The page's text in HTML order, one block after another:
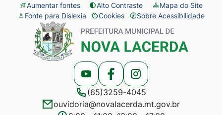
Seção
de
atalhos
acessibilidade
Ir
para
conteúdo
Aumentar fontes Alto Contraste
Mapa do Site
Fonte para Dislexia
Cookies
Abrir
preferências
de
cookies
Sobre Acessibilidade
Seção
menu
Acessar
a
Rede
Acessar
a
Rede
Acessar
a
Rede
(65)3259-4045
ouvidoria@novalacerda.mt.gov.br